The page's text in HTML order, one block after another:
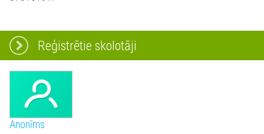
Reģistrētie skolotāji
Anonīms